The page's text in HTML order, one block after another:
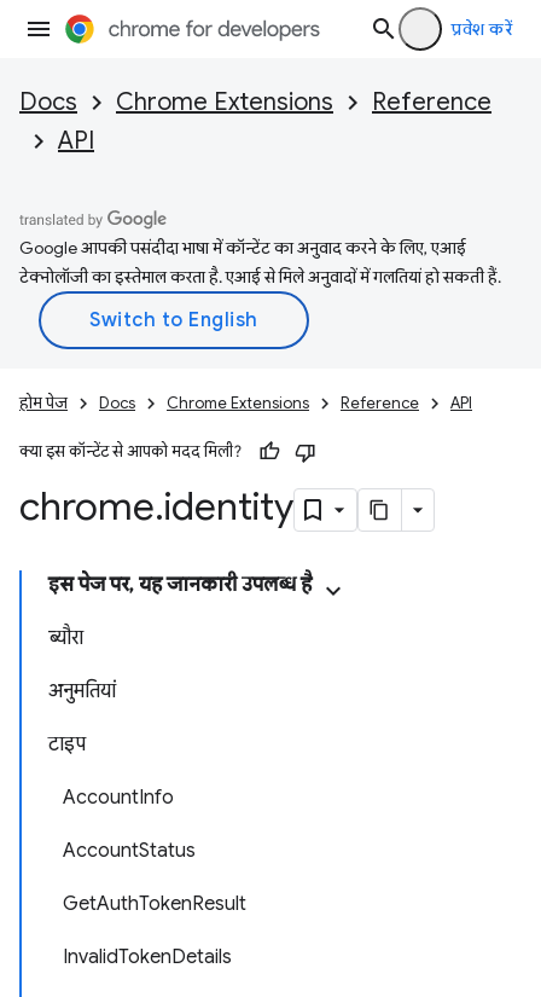
प्रवेश करें
Docs Chrome Extensions
Reference
API
Google आपकी पसंदीदा भाषा में कॉन्टेंट का अनुवाद करने के लिए, एआई
टेक्नोलॉजी का इस्तेमाल करता है. एआई से मिले अनुवादों में गलतियां हो सकती हैं.
होम पेज Docs Chrome Extensions Reference API
क्या इस कॉन्टेंट से आपको मदद मिली?
chrome.identity
इस पेज पर, यह जानकारी उपलब्ध है
ब्यौरा
अनुमतियां
टाइप
AccountInfo
AccountStatus
GetAuthTokenResult
InvalidTokenDetails